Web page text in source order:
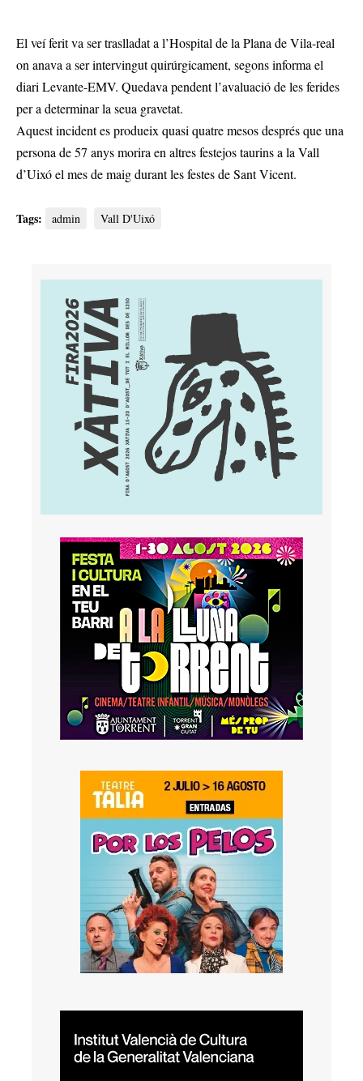
El veí ferit va ser traslladat a l’Hospital de la Plana de Vila-real
on anava a ser intervingut quirúrgicament, segons informa el
diari Levante-EMV. Quedava pendent l’avaluació de les ferides
per a determinar la seua gravetat.
Aquest incident es produeix quasi quatre mesos després que una
persona de 57 anys morira en altres festejos taurins a la Vall
d’Uixó el mes de maig durant les festes de Sant Vicent.
Tags: admin Vall D'Uixó